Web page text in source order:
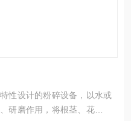
性设计的粉碎设备，以水或
研磨作用，将根茎、花叶等